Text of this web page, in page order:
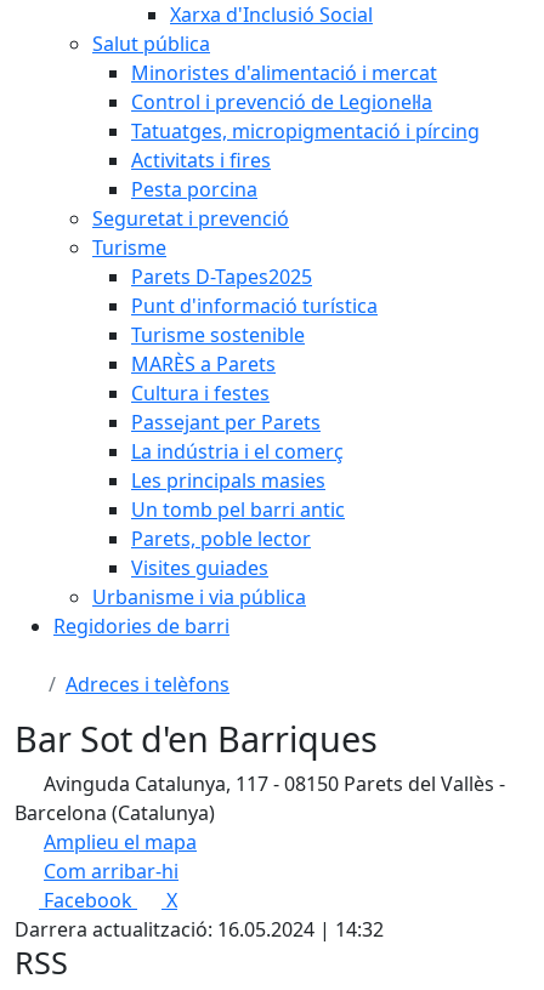
Xarxa d'Inclusió Social
Salut pública
Minoristes d'alimentació i mercat
Control i prevenció de Legionel·la
Tatuatges, micropigmentació i pírcing
Activitats i fires
Pesta porcina
Seguretat i prevenció
Turisme
Parets D-Tapes2025
Punt d'informació turística
Turisme sostenible
MARÈS a Parets
Cultura i festes
Passejant per Parets
La indústria i el comerç
Les principals masies
Un tomb pel barri antic
Parets, poble lector
Visites guiades
Urbanisme i via pública
Regidories de barri
Adreces i telèfons
Bar Sot d'en Barriques
Avinguda Catalunya, 117 - 08150 Parets del Vallès -
Barcelona (Catalunya)
Amplieu el mapa
Com arribar-hi
+
−
Facebook
X
Darrera actualització: 16.05.2024 | 14:32
RSS